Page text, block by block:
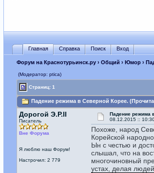
Главная Справка Поиск Вход
Форум на Краснотурьинск.ру› Общий › Юмор›
(Модератор: ptica)
Страниц: 1
Падение режима в Северной Корее.
Дорогой Э.Р.II
Писатель
Вне Форума
Я люблю наш Форум!
Настрочил: 2 779
Падение режима
08.12.2015 ::
Похоже, народ
Корейской
Ын с честью и
слышал, что на
многочиновный
устах, делая